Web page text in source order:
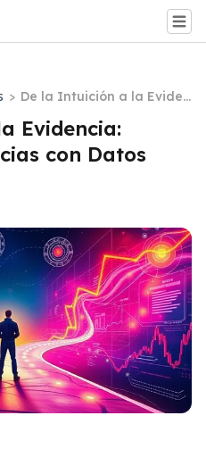
> De la Intuición a la Eviden
cia: Validando Tendencias
con Datos Sólidos
Evidencia:
con Datos